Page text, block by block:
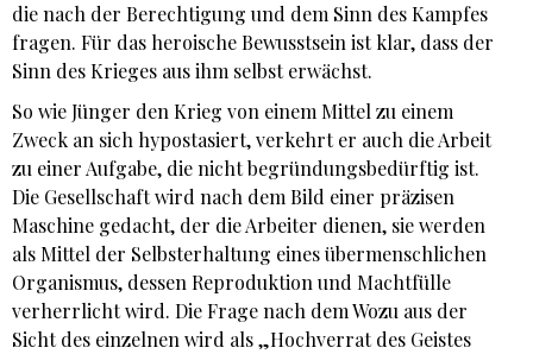
die nach der Berechtigung und dem Sinn des Kampfes
fragen. Für das heroische Bewusstsein ist klar, dass der
Sinn des Krieges aus ihm selbst erwächst.
So wie Jünger den Krieg von einem Mittel zu einem
Zweck an sich hypostasiert, verkehrt er auch die Arbeit
zu einer Aufgabe, die nicht begründungsbedürftig ist.
Die Gesellschaft wird nach dem Bild einer präzisen
Maschine gedacht, der die Arbeiter dienen, sie werden
als Mittel der Selbsterhaltung eines übermenschlichen
Organismus, dessen Reproduktion und Machtfülle
verherrlicht wird. Die Frage nach dem Wozu aus der
Sicht des einzelnen wird als „Hochverrat des Geistes